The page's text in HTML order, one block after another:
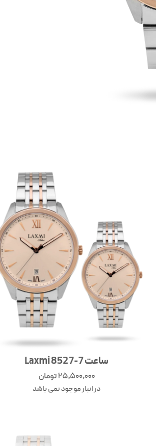
ساعت Laxmi 8527-7
25,500,000تومان
در انبار موجود نمی باشد